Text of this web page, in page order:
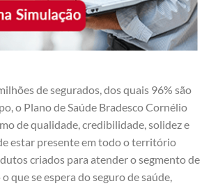
de segurados, dos quais 96% são
o Plano de Saúde Bradesco Cornélio
de qualidade, credibilidade, solidez e
estar presente em todo o território
criados para atender o segmento de
que se espera do seguro de saúde,